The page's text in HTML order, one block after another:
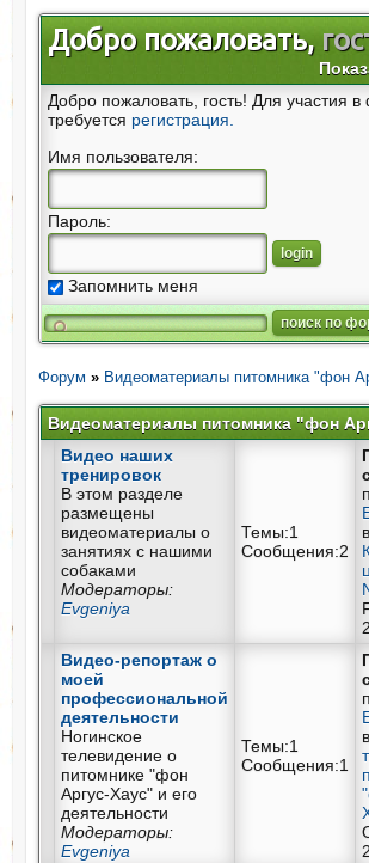
Добро пожаловать,
Добро пожаловать, гость! Для участия
требуется регистрация.
Имя пользователя:
Пароль:
Запомнить меня
Форум » Видеоматериалы питомника "фон
Видеоматериалы питомника "фон
Видео наших
тренировок
В этом разделе
размещены
видеоматериалы о
занятиях с нашими
собаками
Модераторы:
Evgeniya
Темы:1
Сообщения:2
в
Видео-репортаж о
моей
профессиональной
деятельности
Ногинское
телевидение о
питомнике "фон
Аргус-Хаус" и его
деятельности
Модераторы:
Evgeniya
Темы:1
Сообщения:1
в